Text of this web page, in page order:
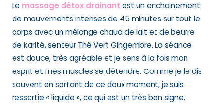
Le massage détox drainant est un enchainement
de mouvements intenses de 45 minutes sur tout le
corps avec un mélange chaud de lait et de beurre
de karité, senteur Thé Vert Gingembre. La séance
est douce, très agréable et je sens à la fois mon
esprit et mes muscles se détendre. Comme je le dis
souvent en sortant de ce doux moment, je suis
ressortie « liquide », ce qui est un très bon signe.